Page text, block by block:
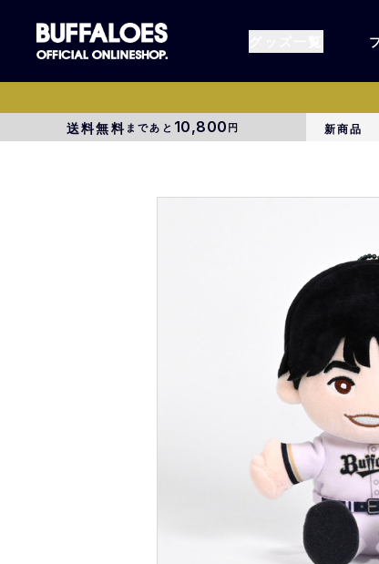
すべてのグッズ オー
タオル各種 アパ
コラ
EC限
オリ
送料無料まであと 10,800円 新商品